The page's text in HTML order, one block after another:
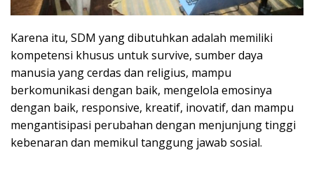
Karena itu, SDM yang dibutuhkan adalah memiliki
kompetensi khusus untuk survive, sumber daya
manusia yang cerdas dan religius, mampu
berkomunikasi dengan baik, mengelola emosinya
dengan baik, responsive, kreatif, inovatif, dan mampu
mengantisipasi perubahan dengan menjunjung tinggi
kebenaran dan memikul tanggung jawab sosial.